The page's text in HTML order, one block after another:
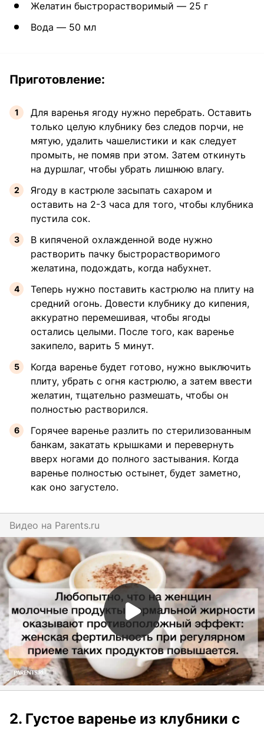
Желатин быстрорастворимый — 25 г
Вода — 50 мл
Приготовление:
Для варенья ягоду нужно перебрать. Оставить
только целую клубнику без следов порчи, не
мятую, удалить чашелистики и как следует
промыть, не помяв при этом. Затем откинуть
на дуршлаг, чтобы убрать лишнюю влагу.
Ягоду в кастрюле засыпать сахаром и
оставить на 2-3 часа для того, чтобы клубника
пустила сок.
В кипяченой охлажденной воде нужно
растворить пачку быстрорастворимого
желатина, подождать, когда набухнет.
Теперь нужно поставить кастрюлю на плиту на
средний огонь. Довести клубнику до кипения,
аккуратно перемешивая, чтобы ягоды
остались целыми. После того, как варенье
закипело, варить 5 минут.
Когда варенье будет готово, нужно выключить
плиту, убрать с огня кастрюлю, а затем ввести
желатин, тщательно размешать, чтобы он
полностью растворился.
Горячее варенье разлить по стерилизованным
банкам, закатать крышками и перевернуть
вверх ногами до полного застывания. Когда
варенье полностью остынет, будет заметно,
как оно загустело.
Видео на parents.ru
2. Густое варенье из клубники с